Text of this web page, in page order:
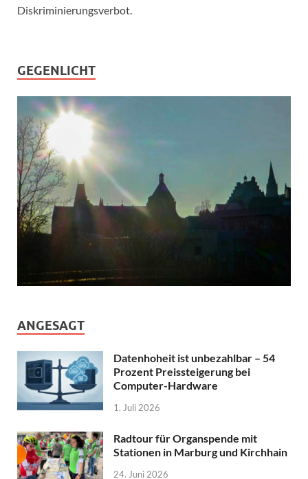
Diskriminierungsverbot.
GEGENLICHT
ANGESAGT
Datenhoheit ist unbezahlbar – 54
Prozent Preissteigerung bei
Computer-Hardware
1. Juli 2026
Radtour für Organspende mit
Stationen in Marburg und Kirchhain
24. Juni 2026